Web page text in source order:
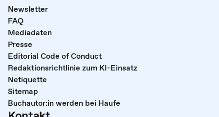
Newsletter
FAQ
Mediadaten
Presse
Editorial Code of Conduct
Redaktionsrichtlinie zum KI-Einsatz
Netiquette
Sitemap
Buchautor:in werden bei Haufe